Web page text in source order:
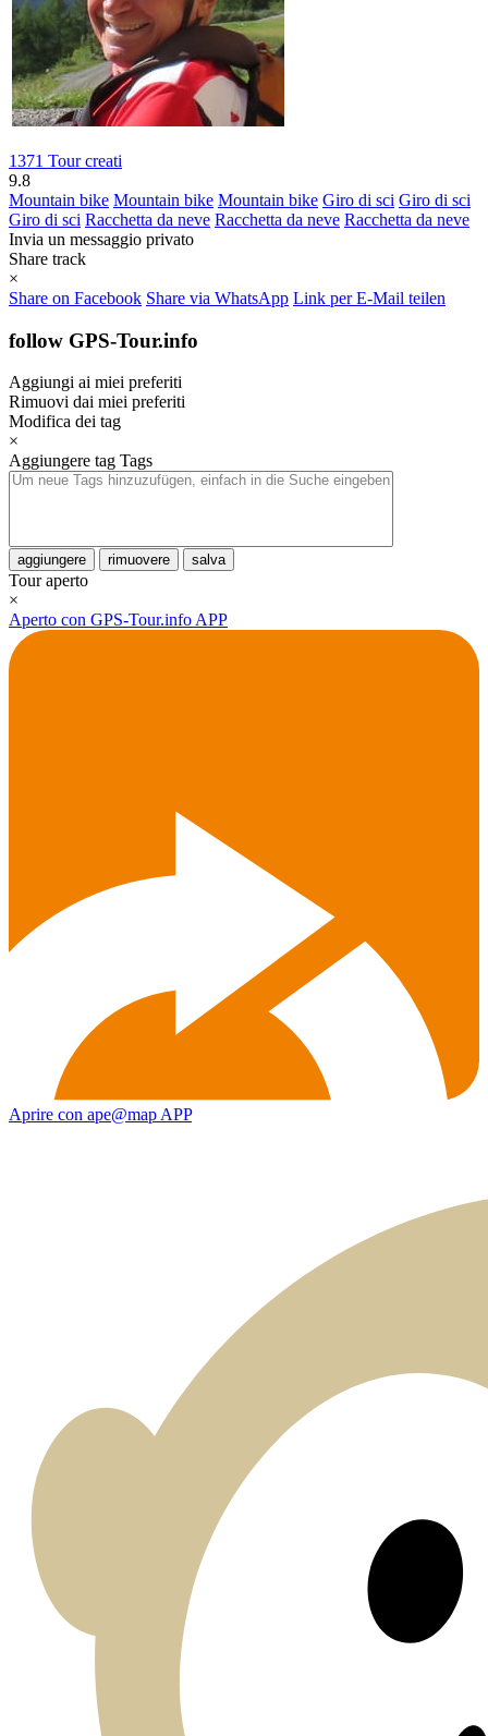
1371 Tour creati
9.8
Mountain bike Mountain bike Mountain bike Giro di sci Giro di sci
Giro di sci Racchetta da neve Racchetta da neve Racchetta da neve
Invia un messaggio privato
Share track
×
Share on Facebook Share via WhatsApp Link per E-Mail teilen
follow GPS-Tour.info
Aggiungi ai miei preferiti
Rimuovi dai miei preferiti
Modifica dei tag
×
Aggiungere tag Tags
aggiungere rimuovere salva
Tour aperto
×
Aperto con GPS-Tour.info APP
Aprire con ape@map APP